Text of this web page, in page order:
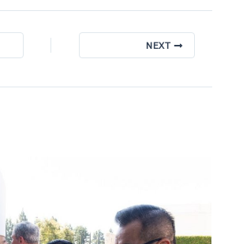
NEXT